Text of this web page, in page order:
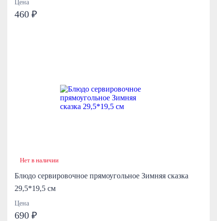
Цена
460 ₽
Нет в наличии
Блюдо сервировочное прямоугольное Зимняя сказка
29,5*19,5 см
Цена
690 ₽